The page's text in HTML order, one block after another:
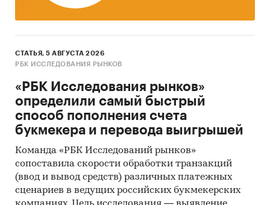
СТАТЬЯ, 5 АВГУСТА 2026
РБК ИССЛЕДОВАНИЯ РЫНКОВ
«РБК Исследования рынков»
определили самый быстрый
способ пополнения счета
букмекера и перевода выигрышей
Команда «РБК Исследований рынков»
сопоставила скорости обработки транзакций
(ввод и вывод средств) различных платежных
сценариев в ведущих российских букмекерских